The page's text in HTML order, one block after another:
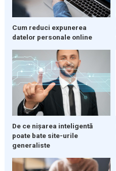
Cum reduci expunerea
datelor personale online
De ce nișarea inteligentă
poate bate site-urile
generaliste